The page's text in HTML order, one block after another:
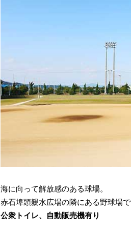
海に向って解放感のある球場。
赤石埠頭親水広場の隣にある野球場
公衆トイレ、自動販売機有り